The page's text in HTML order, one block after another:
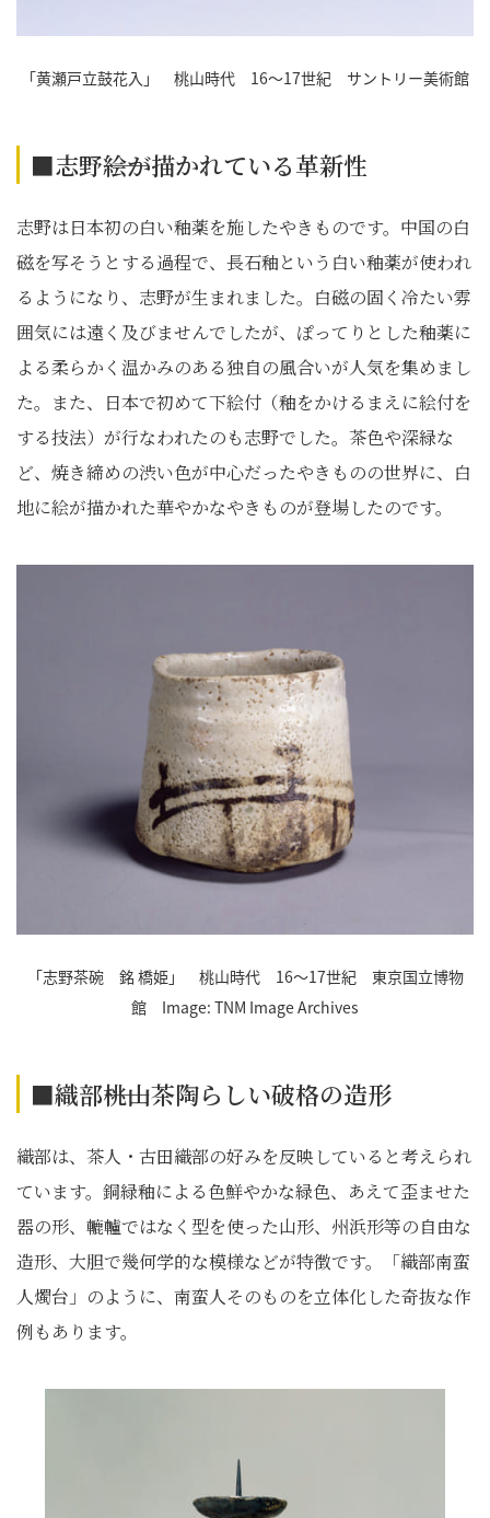
「黄瀬戸立鼓花入」 桃山時代 16～17世紀 サントリー美術館
■志野――絵が描かれている革新性
志野は日本初の白い釉薬を施したやきものです。中国の白
磁を写そうとする過程で、長石釉という白い釉薬が使われ
るようになり、志野が生まれました。白磁の固く冷たい雰
囲気には遠く及びませんでしたが、ぽってりとした釉薬に
よる柔らかく温かみのある独自の風合いが人気を集めまし
た。また、日本で初めて下絵付（釉をかけるまえに絵付を
する技法）が行なわれたのも志野でした。茶色や深緑な
ど、焼き締めの渋い色が中心だったやきものの世界に、白
地に絵が描かれた華やかなやきものが登場したのです。
「志野茶碗 銘 橋姫」 桃山時代 16～17世紀 東京国立博物
館 Image: TNM Image Archives
■織部――桃山茶陶らしい破格の造形
織部は、茶人・古田織部の好みを反映していると考えられ
ています。銅緑釉による色鮮やかな緑色、あえて歪ませた
器の形、轆轤ではなく型を使った山形、州浜形等の自由な
造形、大胆で幾何学的な模様などが特徴です。「織部南蛮
人燭台」のように、南蛮人そのものを立体化した奇抜な作
例もあります。